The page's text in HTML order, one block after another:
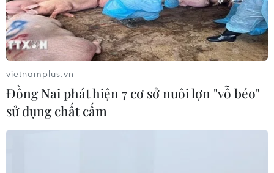
Xử phạt người đăng tải tin sai sự thật
về Dự án Trục đại lộ cảnh quan sông
04/08/2026 13:44
Đồng Nai: Phát hiện xe khách chở
vietnamplus.vn
Đồng Nai phát hiện 7 cơ sở nuôi lợn "vỗ béo"
sử dụng chất cấm